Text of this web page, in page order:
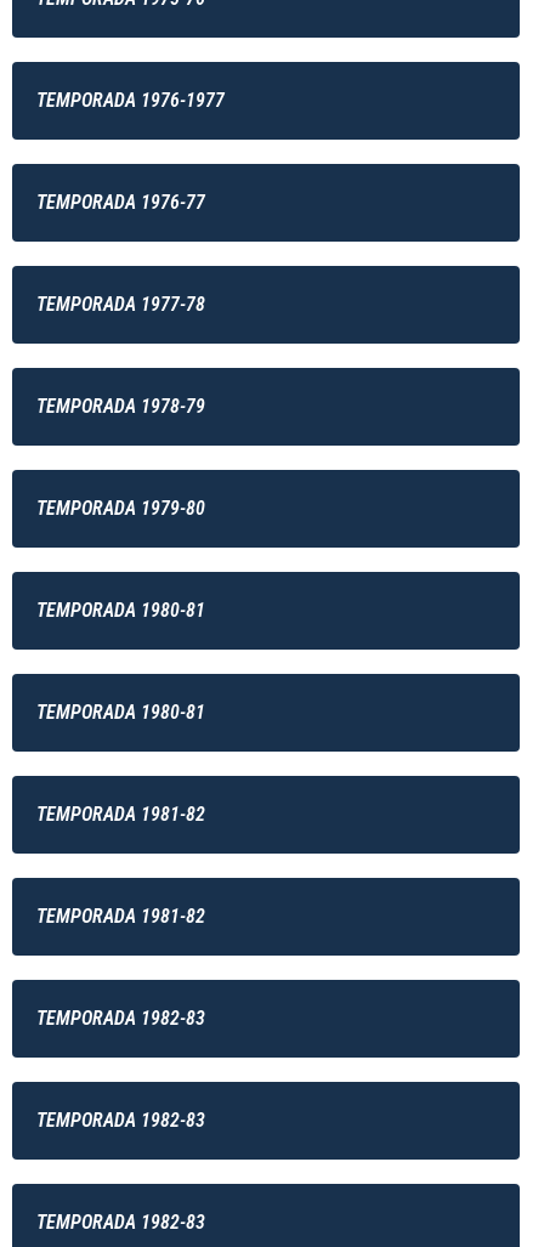
TEMPORADA 1976-1977
TEMPORADA 1976-77
TEMPORADA 1977-78
TEMPORADA 1978-79
TEMPORADA 1979-80
TEMPORADA 1980-81
TEMPORADA 1980-81
TEMPORADA 1981-82
TEMPORADA 1981-82
TEMPORADA 1982-83
TEMPORADA 1982-83
TEMPORADA 1982-83